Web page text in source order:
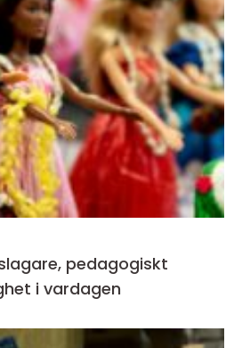
pedagogiskt
i vardagen